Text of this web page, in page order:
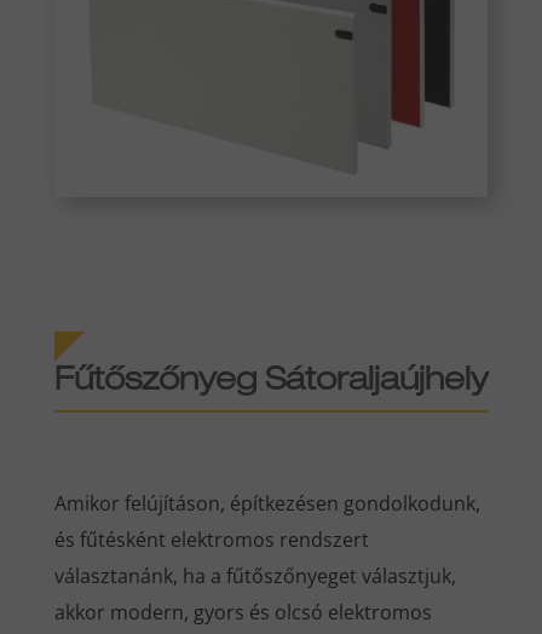
Fűtőszőnyeg Sátoraljaújhely
Amikor felújításon, építkezésen gondolkodunk,
és fűtésként elektromos rendszert
választanánk, ha a fűtőszőnyeget választjuk,
akkor modern, gyors és olcsó elektromos